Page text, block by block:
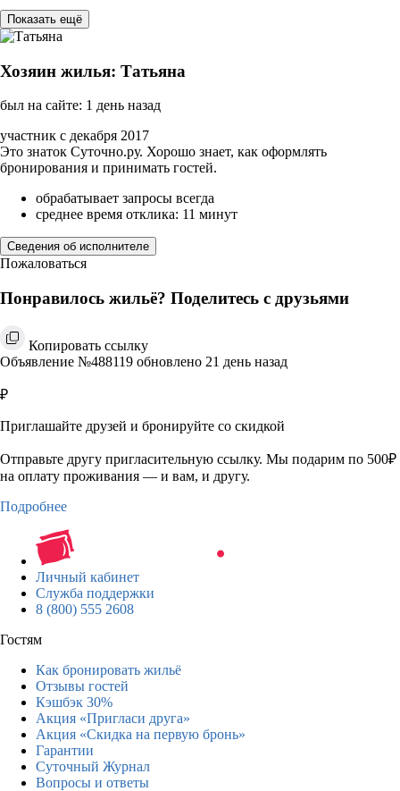
Показать ещё
Хозяин жилья: Татьяна
был на сайте: 1 день назад
участник с декабря 2017
Это знаток Суточно.ру. Хорошо знает, как оформлять
бронирования и принимать гостей.
обрабатывает запросы всегда
среднее время отклика: 11 минут
Сведения об исполнителе
Пожаловаться
Понравилось жильё? Поделитесь с друзьями
Копировать ссылку
Объявление №488119 обновлено 21 день назад
₽
Приглашайте друзей и бронируйте со скидкой
Отправьте другу пригласительную ссылку. Мы подарим по 500₽
на оплату проживания — и вам, и другу.
Подробнее
Личный кабинет
Служба поддержки
8 (800) 555 2608
Гостям
Как бронировать жильё
Отзывы гостей
Кэшбэк 30%
Акция «Пригласи друга»
Акция «Скидка на первую бронь»
Гарантии
Суточный Журнал
Вопросы и ответы